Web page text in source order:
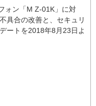
ォン「M Z-01K」に対
具合の改善と、セキュリ
ートを2018年8月23日よ